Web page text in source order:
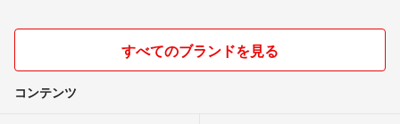
すべてのブランドを見る
コンテンツ